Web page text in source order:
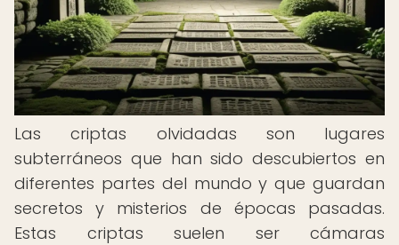
Las criptas olvidadas son lugares
subterráneos que han sido descubiertos en
diferentes partes del mundo y que guardan
secretos y misterios de épocas pasadas.
Estas criptas suelen ser cámaras